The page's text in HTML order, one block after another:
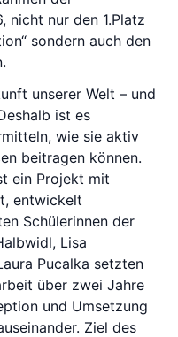
nur den 1.Platz
sondern auch den
unserer Welt – und
ist es
wie sie aktiv
beitragen können.
ein Projekt mit
entwickelt
Schülerinnen der
Lisa
Pucalka setzten
über zwei Jahre
und Umsetzung
Ziel des